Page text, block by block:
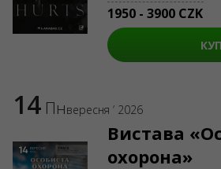
Dispute resolving service
Box
Delivery and payment
Organizers
Purchasing policy
1950 - 3900 CZK
14 Пнвересня ’ 2026
Вистава
охорона»